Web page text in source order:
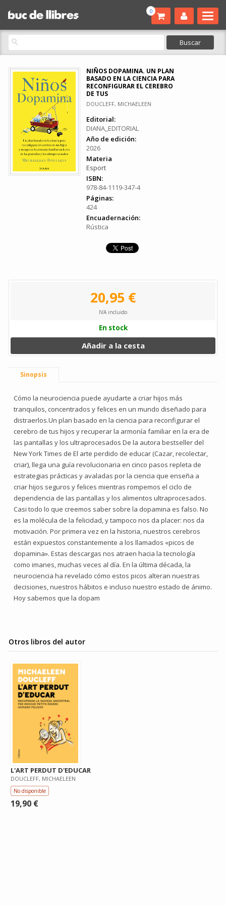
0
NIÑOS DOPAMINA. UN PLAN
BASADO EN LA CIENCIA PARA
RECONFIGURAR EL CEREBRO
DE TUS
DOUCLEFF, MICHAELEEN
Editorial:
DIANA,,EDITORIAL
Año de edición:
2026
Materia
Esport
ISBN:
978-84-1119-347-4
Páginas:
424
Encuadernación:
Rústica
20,95 €
IVA incluido
En stock
Añadir a la cesta
Sinopsis
Cómo la neurociencia puede ayudarte a criar hijos más
tranquilos, concentrados y felices en un mundo diseñado para
distraerlos.Un plan basado en la ciencia para reconfigurar el
cerebro de tus hijos y recuperar la armonía familiar en la era de
las pantallas y los ultraprocesados De la autora bestseller del
New York Times de El arte perdido de educar (Cazar, recolectar,
criar), llega una guía revolucionaria en cinco pasos repleta de
estrategias prácticas y avaladas por la ciencia que enseña a
criar hijos seguros y felices mientras rompemos el ciclo de
dependencia de las pantallas y los alimentos ultraprocesados.
Casi todo lo que creemos saber sobre la dopamina es falso. No
es la molécula de la felicidad, y tampoco nos da placer: nos da
motivación. Por primera vez en la historia, nuestros cerebros
están expuestos constantemente a los llamados «picos de
dopamina». Estas descargas nos atraen hacia la tecnología
como imanes, muchas veces al día. En la última década, la
neurociencia ha revelado cómo estos picos alteran nuestras
decisiones, nuestros hábitos e incluso nuestro estado de ánimo.
Hoy sabemos que la dopam
Otros libros del autor
L'ART PERDUT D'EDUCAR
DOUCLEFF, MICHAELEEN
No disponible
19,90 €